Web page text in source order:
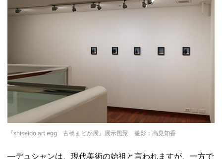
『shiseido art egg 古橋まどか展』展示風景 撮影：高見知香
―デュシャンは、現代美術の始祖と言われますが、一方で